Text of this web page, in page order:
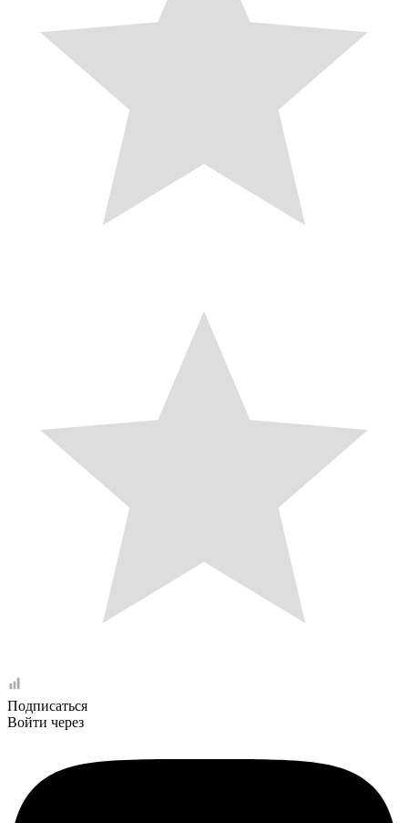
Подписаться
Войти через